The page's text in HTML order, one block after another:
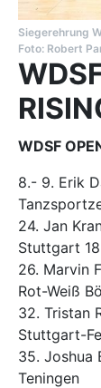
Siegerehrung
Foto: Robert
WDSF
8.- 9. Erik
24. Jan
Stuttgart
26. Marvin
Rot-Weiß
32. Tristan
Stuttgart-
35. Joshua
Teningen